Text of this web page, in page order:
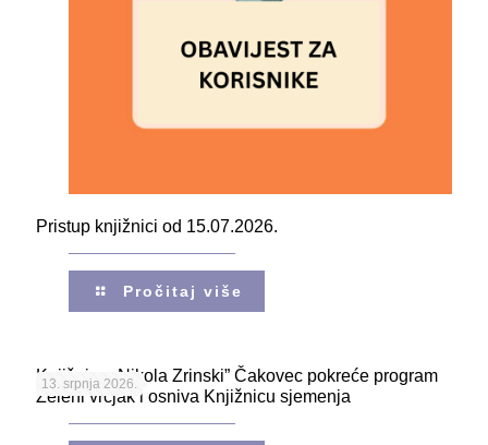
Pristup knjižnici od 15.07.2026.
Pročitaj više
13. srpnja 2026.
Knjižnica „Nikola Zrinski” Čakovec pokreće program
Zeleni vrčjak i osniva Knjižnicu sjemenja